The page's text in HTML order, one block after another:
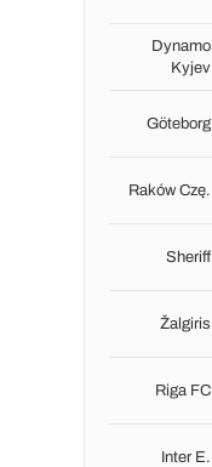
Dynamo
Kyjev
Göteborg
Raków Czę.
Sheriff
Žalgiris
Riga FC
Inter E.